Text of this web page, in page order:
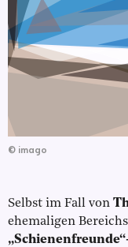
© imago
Selbst im Fall von
ehemaligen